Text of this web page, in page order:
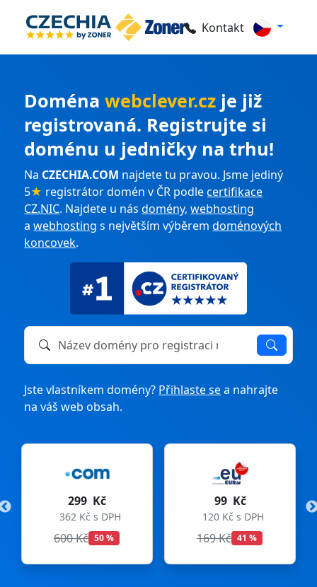
Kontakt
Doménawebclever.cz je již
registrovaná. Registrujte si
doménu u jedničky na trhu!
Na CZECHIA.COM najdete tu pravou. Jsme jediný
5★ registrátor domén v ČR podlecertifikace
CZ.NIC. Najdete u násdomény,webhosting
awebhosting s největším výběremdoménových
koncovek.
Název domény k registraci nebo převodu
Jste vlastníkem domény? Přihlaste sea nahrajte
na váš web obsah.
299 Kč
362 Kč s DPH
600 Kč 50 %
99 Kč
120 Kč s DPH
169 Kč 41 %